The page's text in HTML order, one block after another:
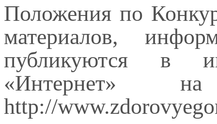
Положения по
материалов,
публикуются в
«Интернет» на
http://